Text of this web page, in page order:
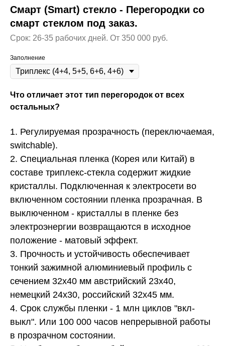
Смарт (Smart) стекло - Перегородки со
смарт стеклом под заказ.
Срок: 26-35 рабочих дней. От 350 000 руб.
Заполнение
Что отличает этот тип перегородок от всех
остальных?
1. Регулируемая прозрачность (переключаемая,
switchable).
2. Специальная пленка (Корея или Китай) в
составе триплекс-стекла содержит жидкие
кристаллы. Подключенная к электросети во
включенном состоянии пленка прозрачная. В
выключенном - кристаллы в пленке без
электроэнергии возвращаются в исходное
положение - матовый эффект.
3. Прочность и устойчивость обеспечивает
тонкий зажимной алюминиевый профиль с
сечением 32х40 мм австрийский 23х40,
немецкий 24х30, российский 32х45 мм.
4. Срок службы пленки - 1 млн циклов "вкл-
выкл". Или 100 000 часов непрерывной работы
в прозрачном состоянии.